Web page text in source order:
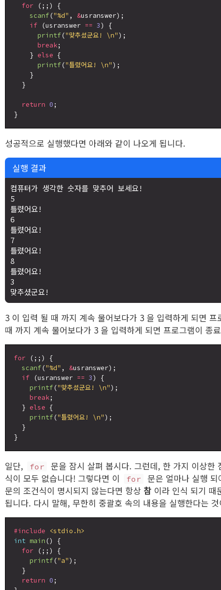
for (;;) {
scanf ("%d" , &usranswer);
if (usranswer == 3) {
printf ("맞추셨군요! \n");
break;
    }
else {
printf ("틀렸어요! \n");
    }
  }
return 0 ;
성공적으로 실행했다면 아래와 같이 나오게 됩니다.
실행 결과
컴퓨터가 생각한 숫자를 맞추어 보세요!
5
틀렸어요!
6
틀렸어요!
7
틀렸어요!
8
틀렸어요!
3
3 이 입력 될 때 까지 계속 물어보다가 3 을 입력하게 되면
때 까지 계속 물어보다가 3 을 입력하게 되면 프로그램이 종
for (;;) {
scanf ("%d" , &usranswer);
if (usranswer == 3) {
printf ("맞추셨군요! \n");
break;
  }
else {
printf ("틀렸어요! \n");
  }
일단, for
문을 잠시 살펴 봅시다. 그런데, 한 가지 이상한
식이 모두 없습니다! 그렇다면 이
for
문은 얼마나 실행
문의 조건식이 명시되지 않는다면 항상 참 이라 인식 되기
됩니다. 다시 말해, 무한히 중괄호 속의 내용을 실행한다는
#include
<stdio.h>
int main () {
for (;;) {
printf ("a");
  }
return 0 ;